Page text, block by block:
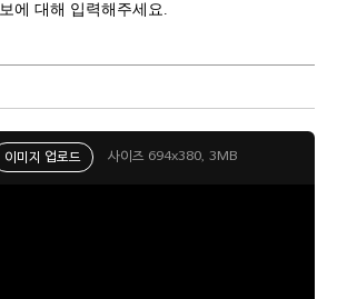
에 대해 입력해주세요.
이미지 업로드 사이즈 694x380, 3MB